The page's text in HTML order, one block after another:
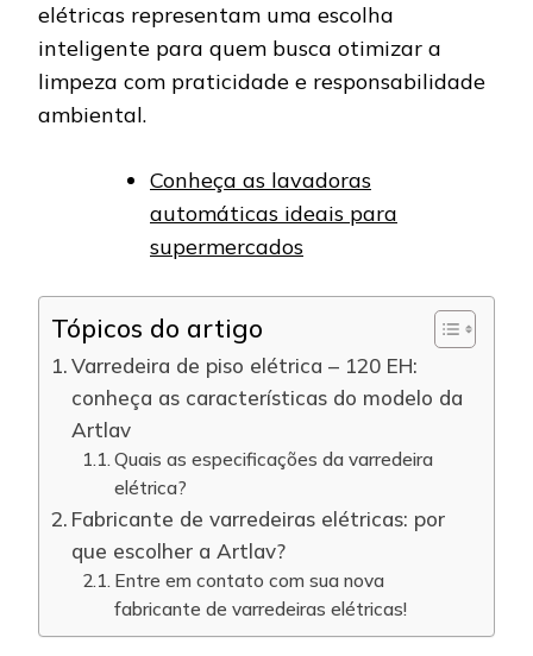
elétricas representam uma escolha
inteligente para quem busca otimizar a
limpeza com praticidade e responsabilidade
ambiental.
Conheça as lavadoras
automáticas ideais para
supermercados
Tópicos do artigo
Varredeira de piso elétrica – 120 EH:
conheça as características do modelo da
Artlav
Quais as especificações da varredeira
elétrica?
Fabricante de varredeiras elétricas: por
que escolher a Artlav?
Entre em contato com sua nova
fabricante de varredeiras elétricas!